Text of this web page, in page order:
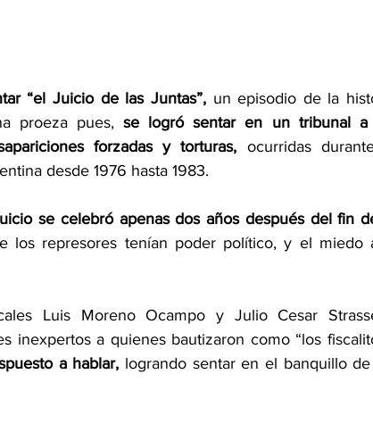
“el Juicio de las Juntas”, un episodio de la
proeza pues, se logró sentar en un tribunal a
forzadas y torturas, ocurridas
desde 1976 hasta 1983.
se celebró apenas dos años después del fin
los represores tenían poder político, y el miedo
Luis Moreno Ocampo y Julio Cesar
a hablar, logrando sentar en el banquillo